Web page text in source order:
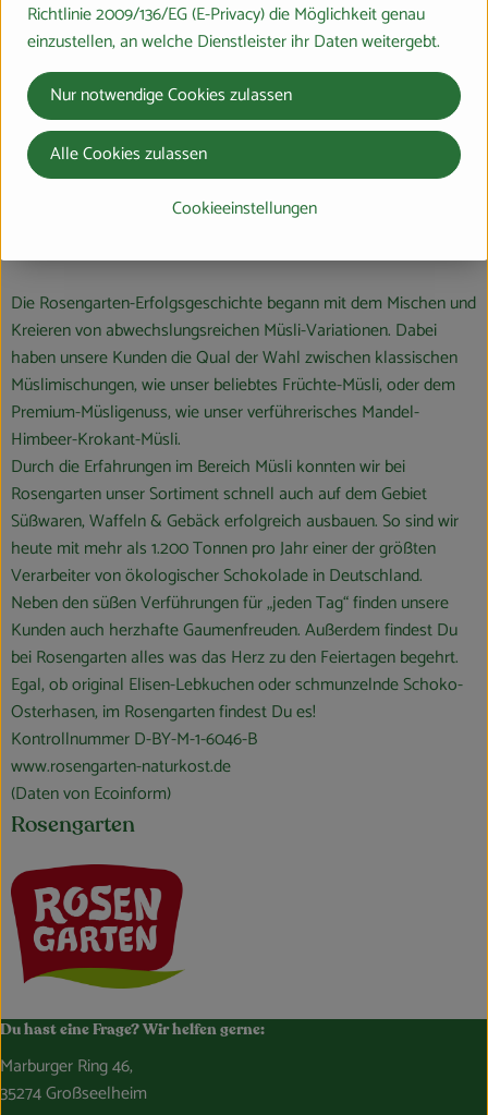
Die Rosengarten-Genussvielfalt
Die Rosengarten-Erfolgsgeschichte begann mit dem Mischen und
Kreieren von abwechslungsreichen Müsli-Variationen. Dabei
haben unsere Kunden die Qual der Wahl zwischen klassischen
Müslimischungen, wie unser beliebtes Früchte-Müsli, oder dem
Premium-Müsligenuss, wie unser verführerisches Mandel-
Himbeer-Krokant-Müsli.
Durch die Erfahrungen im Bereich Müsli konnten wir bei
Rosengarten unser Sortiment schnell auch auf dem Gebiet
Süßwaren, Waffeln & Gebäck erfolgreich ausbauen. So sind wir
heute mit mehr als 1.200 Tonnen pro Jahr einer der größten
Verarbeiter von ökologischer Schokolade in Deutschland.
Neben den süßen Verführungen für „jeden Tag“ finden unsere
Kunden auch herzhafte Gaumenfreuden. Außerdem findest Du
bei Rosengarten alles was das Herz zu den Feiertagen begehrt.
Egal, ob original Elisen-Lebkuchen oder schmunzelnde Schoko-
Osterhasen, im Rosengarten findest Du es!
Kontrollnummer D-BY-M-1-6046-B
www.rosengarten-naturkost.de
(Daten von Ecoinform)
Rosengarten
Du hast eine Frage? Wir helfen gerne:
Marburger Ring 46,
35274 Großseelheim
Richtlinie 2009/136/EG (E-Privacy) die Möglichkeit genau
einzustellen, an welche Dienstleister ihr Daten weitergebt.
Cookieeinstellungen
Nur notwendige Cookies zulassen
Alle Cookies zulassen